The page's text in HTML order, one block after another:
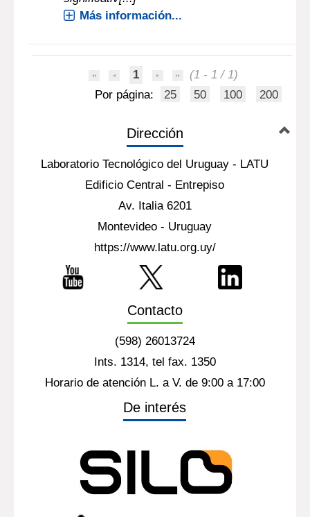
Más información...
1
(1 - 1 / 1)
Por página:
25 50 100 200
Dirección
Laboratorio Tecnológico del Uruguay - LATU
Edificio Central - Entrepiso
Av. Italia 6201
Montevideo - Uruguay
https://www.latu.org.uy/
Contacto
(598) 26013724
Ints. 1314, tel fax. 1350
Horario de atención L. a V. de 9:00 a 17:00
De interés